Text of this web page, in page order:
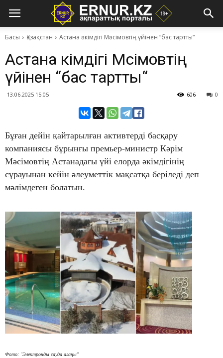
Басы Қазақстан Астана әкімдігі Мәсімовтің үйінен “бас тартты“
Астана әкімдігі Мәсімовтің
үйінен “бас тартты“
13.06.2025 15:05 0
606
Бұған дейін қайтарылған активтерді басқару
компаниясы бұрынғы премьер-министр Кәрім
Мәсімовтің Астанадағы үйі елорда әкімдігінің
сұрауынан кейін әлеуметтік мақсатқа беріледі деп
мәлімдеген болатын.
Фото: "Электронды сауда алаңы"